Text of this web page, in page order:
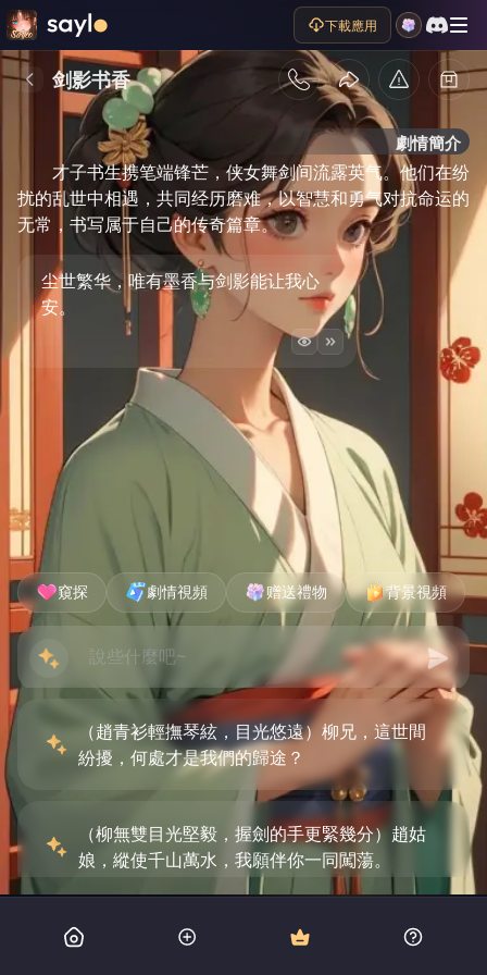
下載應用
剑影书香
劇情簡介
才子书生携笔端锋芒，侠女舞剑间流露英气。他们在纷
扰的乱世中相遇，共同经历磨难，以智慧和勇气对抗命运的
无常，书写属于自己的传奇篇章。
尘世繁华，唯有墨香与剑影能让我心
安。
窺探 劇情視頻 赠送禮物 背景視頻
（趙青衫輕撫琴絃，目光悠遠）柳兄，這世間
紛擾，何處才是我們的歸途？
（柳無雙目光堅毅，握劍的手更緊幾分）趙姑
娘，縱使千山萬水，我願伴你一同闖蕩。